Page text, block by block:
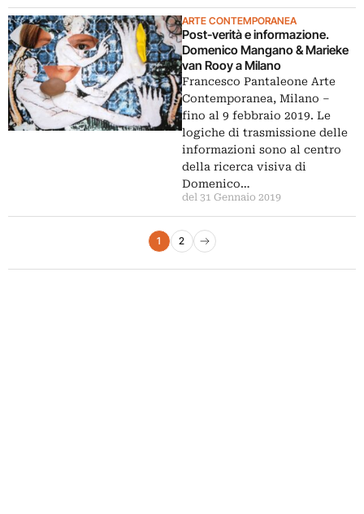
ARTE CONTEMPORANEA
Post-verità e informazione.
Domenico Mangano & Marieke
van Rooy a Milano
Francesco Pantaleone Arte
Contemporanea, Milano ‒
fino al 9 febbraio 2019. Le
logiche di trasmissione delle
informazioni sono al centro
della ricerca visiva di
Domenico…
del 31 Gennaio 2019
Paginazione degli articoli
1 2
Pagina successiva